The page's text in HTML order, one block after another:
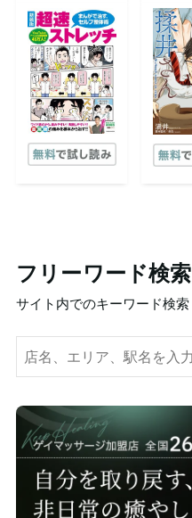
フリーワード検索
サイト内でのキーワード検索
検
索